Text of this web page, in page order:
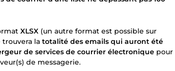
XLSX (un autre format est possible sur
la totalité des emails qui auront été
de services de courrier électronique pour
de messagerie.